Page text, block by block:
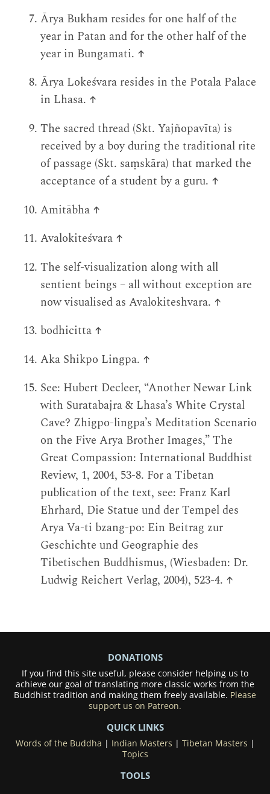
Ārya Bukham resides for one half of the
year in Patan and for the other half of the
year in Bungamati. ↑
Ārya Lokeśvara resides in the Potala Palace
in Lhasa. ↑
The sacred thread (Skt. Yajñopavīta) is
received by a boy during the traditional rite
of passage (Skt. saṃskāra) that marked the
acceptance of a student by a guru. ↑
Amitābha ↑
Avalokiteśvara ↑
The self-visualization along with all
sentient beings – all without exception are
now visualised as Avalokiteshvara. ↑
bodhicitta ↑
Aka Shikpo Lingpa. ↑
See: Hubert Decleer, “Another Newar Link
with Suratabajra & Lhasa’s White Crystal
Cave? Zhigpo-lingpa’s Meditation Scenario
on the Five Arya Brother Images,” The
Great Compassion: International Buddhist
Review, 1, 2004, 53-8. For a Tibetan
publication of the text, see: Franz Karl
Ehrhard, Die Statue und der Tempel des
Arya Va-ti bzang-po: Ein Beitrag zur
Geschichte und Geographie des
Tibetischen Buddhismus, (Wiesbaden: Dr.
Ludwig Reichert Verlag, 2004), 523-4. ↑
DONATIONS
If you find this site useful, please consider helping us to
achieve our goal of translating more classic works from the
Buddhist tradition and making them freely available. Please
support us on Patreon.
QUICK LINKS
Words of the Buddha | Indian Masters | Tibetan Masters |
Topics
TOOLS